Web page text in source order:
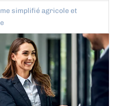
simplifié agricole et